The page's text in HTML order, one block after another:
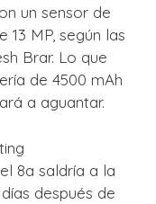
un sensor de
13 MP, según las
Brar. Lo que
de 4500 mAh
a aguantar.
8a saldría a la
después de